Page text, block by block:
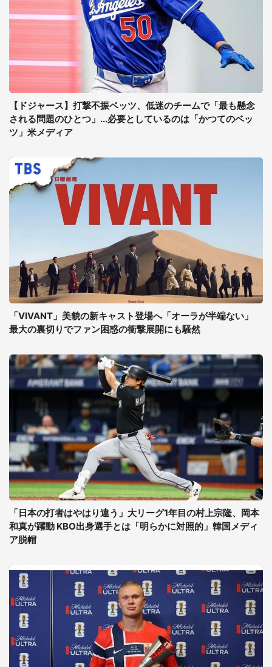
【ドジャース】打撃不振ベッツ、低迷のチームで「最も懸念
される問題のひとつ」...必要としているのは「かつてのベッ
ツ」米メディア
「VIVANT」美貌の新キャスト登場へ「オーラが半端ない」
最大の裏切りでファン困惑の衝撃展開にも騒然
「日本の打者はやはり違う」大リーグ1年目の村上宗隆、岡本
和真が躍動 KBO出身選手とは「明らかに対照的」韓国メディ
ア脱帽